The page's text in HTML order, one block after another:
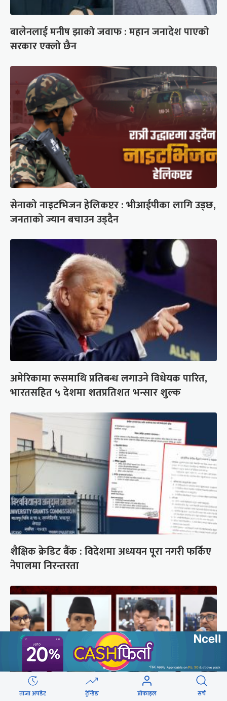
बालेनलाई मनीष झाको जवाफ : महान जनादेश पाएको
सरकार एक्लो छैन
सेनाको नाइटभिजन हेलिकप्टर : भीआईपीका लागि उड्छ,
जनताको ज्यान बचाउन उड्दैन
अमेरिकामा रूसमाथि प्रतिबन्ध लगाउने विधेयक पारित,
भारतसहित ५ देशमा शतप्रतिशत भन्सार शुल्क
शैक्षिक क्रेडिट बैंक : विदेशमा अध्ययन पूरा नगरी फर्किए
नेपालमा निरन्तरता
ताजा अपडेट ट्रेन्डिङ प्रोफाइल सर्च